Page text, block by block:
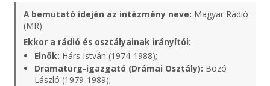
A bemutató idején az intézmény neve: Magyar Rádió
(MR)
Ekkor a rádió és osztályainak irányítói:
Elnök: Hárs István (1974-1988);
Dramaturg-igazgató (Drámai Osztály): Bozó
László (1979-1989);